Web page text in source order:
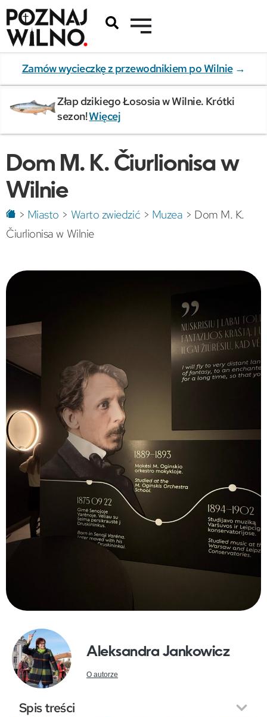
Zamów wycieczkę z przewodnikiem po Wilnie→
Złap dzikiego Łososia w Wilnie. Krótki
sezon!Więcej
Dom M. K. Čiurlionisa w
Wilnie
> Miasto > Warto zwiedzić > Muzea > Dom M. K.
Čiurlionisa w Wilnie
Aleksandra Jankowicz
O autorze
Spis treści